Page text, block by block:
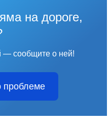
на дороге,
— сообщите о ней!
проблеме